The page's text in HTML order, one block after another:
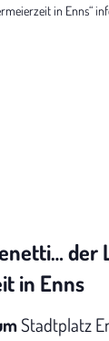
in Enns“
der
in Enns
Stadtplatz